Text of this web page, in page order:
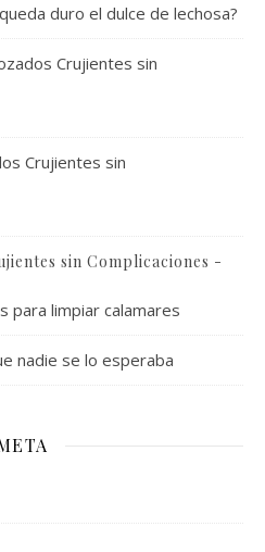
duro el dulce de lechosa?
Crujientes sin
Crujientes sin
sin Complicaciones -
para limpiar calamares
nadie se lo esperaba